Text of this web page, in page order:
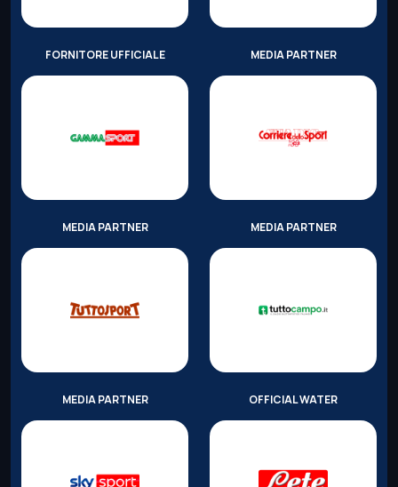
FORNITORE UFFICIALE MEDIA PARTNER
MEDIA PARTNER MEDIA PARTNER
MEDIA PARTNER OFFICIAL WATER